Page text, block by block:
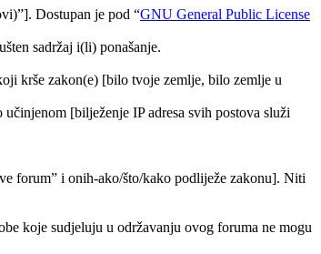
Dostupan je pod “GNU General Public License
sadržaj i(li) ponašanje.
krše zakon(e) [bilo tvoje zemlje, bilo zemlje u
[bilježenje IP adresa svih postova služi
forum” i onih-ako/što/kako podliježe zakonu]. Niti
koje sudjeluju u održavanju ovog foruma ne mogu